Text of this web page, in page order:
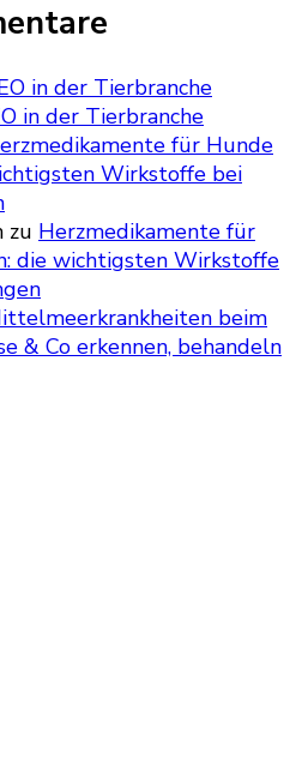
in der Tierbranche
in der Tierbranche
für Hunde
Wirkstoffe bei
zu Herzmedikamente für
die wichtigsten Wirkstoffe
beim
& Co erkennen, behandeln